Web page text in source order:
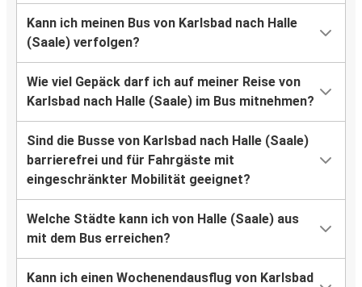
Kann ich meinen Bus von Karlsbad nach Halle
(Saale) verfolgen?
Wie viel Gepäck darf ich auf meiner Reise von
Karlsbad nach Halle (Saale) im Bus mitnehmen?
Sind die Busse von Karlsbad nach Halle (Saale)
barrierefrei und für Fahrgäste mit
eingeschränkter Mobilität geeignet?
Welche Städte kann ich von Halle (Saale) aus
mit dem Bus erreichen?
Kann ich einen Wochenendausflug von Karlsbad